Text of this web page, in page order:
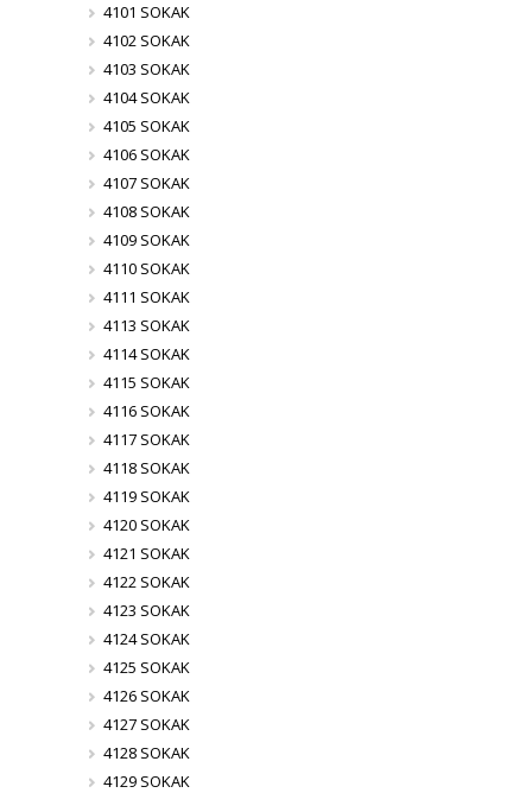
4101 SOKAK
4102 SOKAK
4103 SOKAK
4104 SOKAK
4105 SOKAK
4106 SOKAK
4107 SOKAK
4108 SOKAK
4109 SOKAK
4110 SOKAK
4111 SOKAK
4113 SOKAK
4114 SOKAK
4115 SOKAK
4116 SOKAK
4117 SOKAK
4118 SOKAK
4119 SOKAK
4120 SOKAK
4121 SOKAK
4122 SOKAK
4123 SOKAK
4124 SOKAK
4125 SOKAK
4126 SOKAK
4127 SOKAK
4128 SOKAK
4129 SOKAK